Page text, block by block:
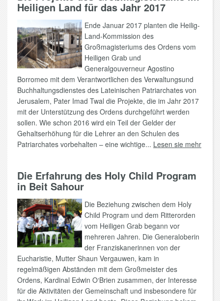
Heiligen Land für das Jahr 2017
Ende Januar 2017 planten die Heilig-
Land-Kommission des
Großmagisteriums des Ordens vom
Heiligen Grab und
Generalgouverneur Agostino
Borromeo mit dem Verantwortlichen des Verwaltungsund
Buchhaltungsdienstes des Lateinischen Patriarchates von
Jerusalem, Pater Imad Twal die Projekte, die im Jahr 2017
mit der Unterstützung des Ordens durchgeführt werden
sollen. Wie schon 2016 wird ein Teil der Gelder der
Gehaltserhöhung für die Lehrer an den Schulen des
Patriarchates vorbehalten – eine wichtige... Lesen sie mehr
Die Erfahrung des Holy Child Program
in Beit Sahour
Die Beziehung zwischen dem Holy
Child Program und dem Ritterorden
vom Heiligen Grab begann vor
mehreren Jahren. Die Generaloberin
der Franziskanerinnen von der
Eucharistie, Mutter Shaun Vergauwen, kam in
regelmäßigen Abständen mit dem Großmeister des
Ordens, Kardinal Edwin O‘Brien zusammen, der Interesse
für die Aktivitäten der Gemeinschaft und insbesondere für